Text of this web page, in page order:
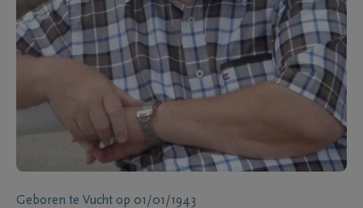
Geboren te Vucht op 01/01/1943